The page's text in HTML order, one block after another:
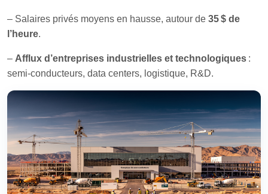
– Salaires privés moyens en hausse, autour de 35 $ de
l’heure.
– Afflux d’entreprises industrielles et technologiques :
semi‑conducteurs, data centers, logistique, R&D.